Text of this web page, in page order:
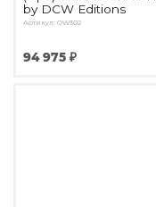
by DCW Editions
Артикул: OW302
94 975 ₽